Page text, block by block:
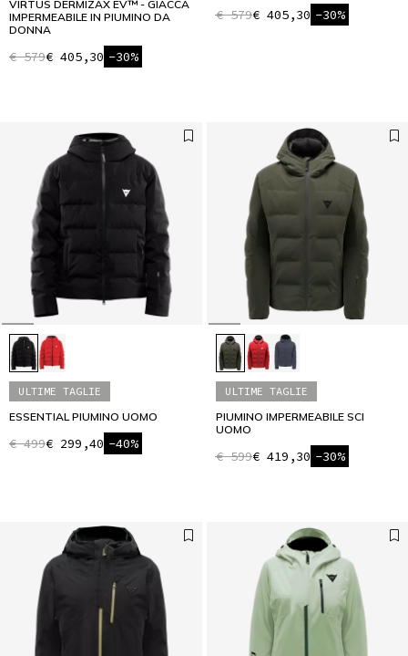
VIRTUS DERMIZAX EV™ - GIACCA
IMPERMEABILE IN PIUMINO DA
DONNA
€ 579€ 405,30 -30%
€ 579€ 405,30 -30%
ULTIME TAGLIE
ESSENTIAL PIUMINO UOMO
€ 499€ 299,40 -40%
ULTIME TAGLIE
PIUMINO IMPERMEABILE SCI
UOMO
€ 599€ 419,30 -30%